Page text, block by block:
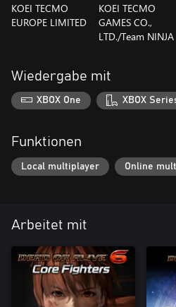
KOEI TECMO
EUROPE LIMITED
KOEI TECMO
GAMES CO.,
LTD./Team NINJA
Wiedergabe mit
XBOX One XBOX
Funktionen
Local multiplayer Online
Arbeitet mit